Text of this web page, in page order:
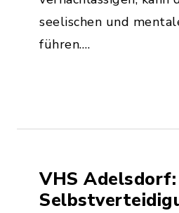
seelischen und
führen.…
VHS Adelsdorf: